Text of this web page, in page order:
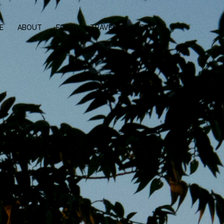
ABOUT FOOD TRAVEL LIFESTYLE